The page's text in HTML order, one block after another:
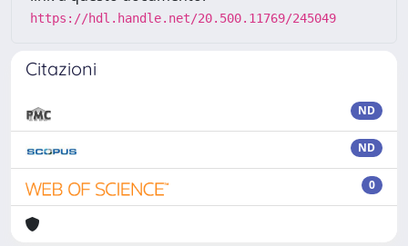
https://hdl.handle.net/20.500.11769/245049
Citazioni
ND
ND
0